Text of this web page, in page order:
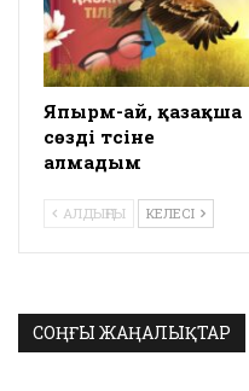
Япырм-ай, қазақша
сөзді түсіне
алмадым
АЛДЫҢҒЫ КЕЛЕСІ
СОҢҒЫ ЖАҢАЛЫҚТАР